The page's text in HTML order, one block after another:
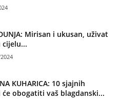
Mirisan i ukusan, uživat
cijelu...
KUHARICA: 10 sjajnih
obogatiti vaš blagdanski...